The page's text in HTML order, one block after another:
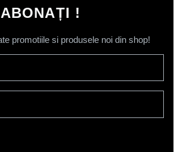
ABONAȚI !
promotiile si produsele noi din shop!